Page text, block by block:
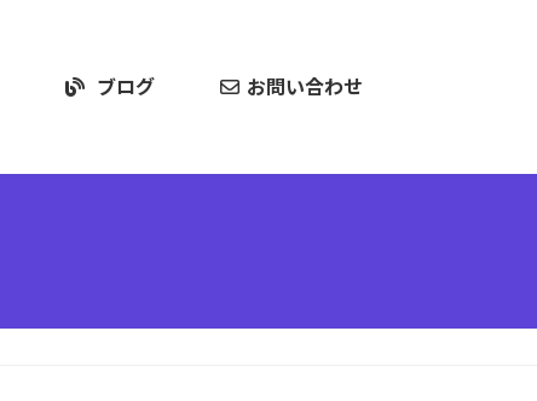
ブログ お問い合わせ